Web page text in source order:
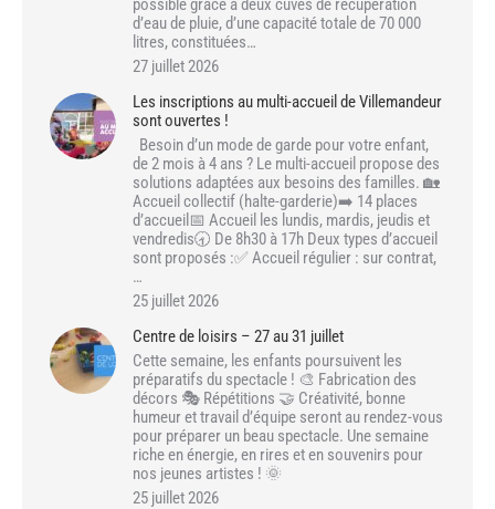
possible grâce à deux cuves de récupération
d’eau de pluie, d’une capacité totale de 70 000
litres, constituées…
27 juillet 2026
Les inscriptions au multi-accueil de Villemandeur
sont ouvertes !
Besoin d’un mode de garde pour votre enfant,
de 2 mois à 4 ans ? Le multi-accueil propose des
solutions adaptées aux besoins des familles. 🏡
Accueil collectif (halte-garderie)➡️ 14 places
d’accueil📅 Accueil les lundis, mardis, jeudis et
vendredis🕣 De 8h30 à 17h Deux types d’accueil
sont proposés :✅ Accueil régulier : sur contrat,
…
25 juillet 2026
Centre de loisirs – 27 au 31 juillet
Cette semaine, les enfants poursuivent les
préparatifs du spectacle ! 🎨 Fabrication des
décors 🎭 Répétitions 🤝 Créativité, bonne
humeur et travail d’équipe seront au rendez-vous
pour préparer un beau spectacle. Une semaine
riche en énergie, en rires et en souvenirs pour
nos jeunes artistes ! 🌞
25 juillet 2026